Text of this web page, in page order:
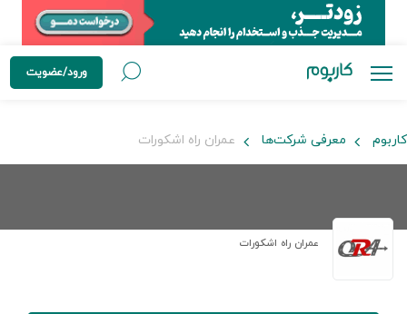
ورود/عضویت
کاربوم معرفی شرکت‌ها عمران راه اشکورات
عمران راه اشکورات